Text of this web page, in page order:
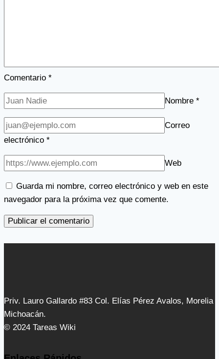
Comentario *
Nombre *
Correo
electrónico *
Web
Guarda mi nombre, correo electrónico y web en este
navegador para la próxima vez que comente.
Priv. Lauro Gallardo #83 Col. Elías Pérez Avalos, Morelia
Michoacán.
© 2024 Tareas Wiki